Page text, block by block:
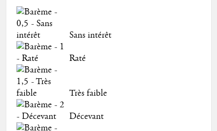
Sans intérêt
Raté
Très faible
Décevant